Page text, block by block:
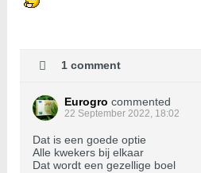
1 comment
Eurogro commented
22 September 2022, 18:02
Dat is een goede optie
Alle kwekers bij elkaar
Dat wordt een gezellige boel